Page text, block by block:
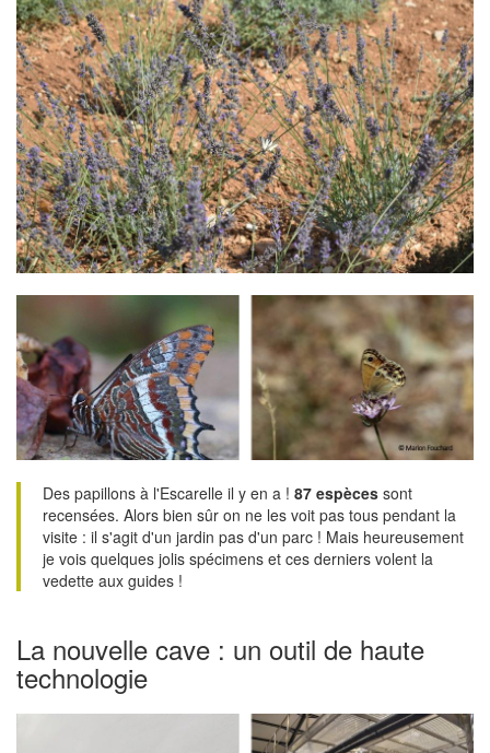
Des papillons à l'Escarelle il y en a ! 87 espèces sont
recensées. Alors bien sûr on ne les voit pas tous pendant la
visite : il s'agit d'un jardin pas d'un parc ! Mais heureusement
je vois quelques jolis spécimens et ces derniers volent la
vedette aux guides !
La nouvelle cave : un outil de haute
technologie